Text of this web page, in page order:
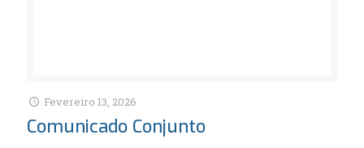
Fevereiro 13, 2026
Comunicado Conjunto